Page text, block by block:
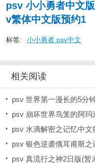
psv 小小勇者中文
v繁体中文版预约1
标签: 小小勇者 psv中文
相关阅读
psv 世界第一漫长的5分
psv 崩坏世界鸟笼的阿玛
psv 水滴解密之记忆中文
psv 银色逆袭俄耳甫斯之
psv 真流行之神2日版(暂